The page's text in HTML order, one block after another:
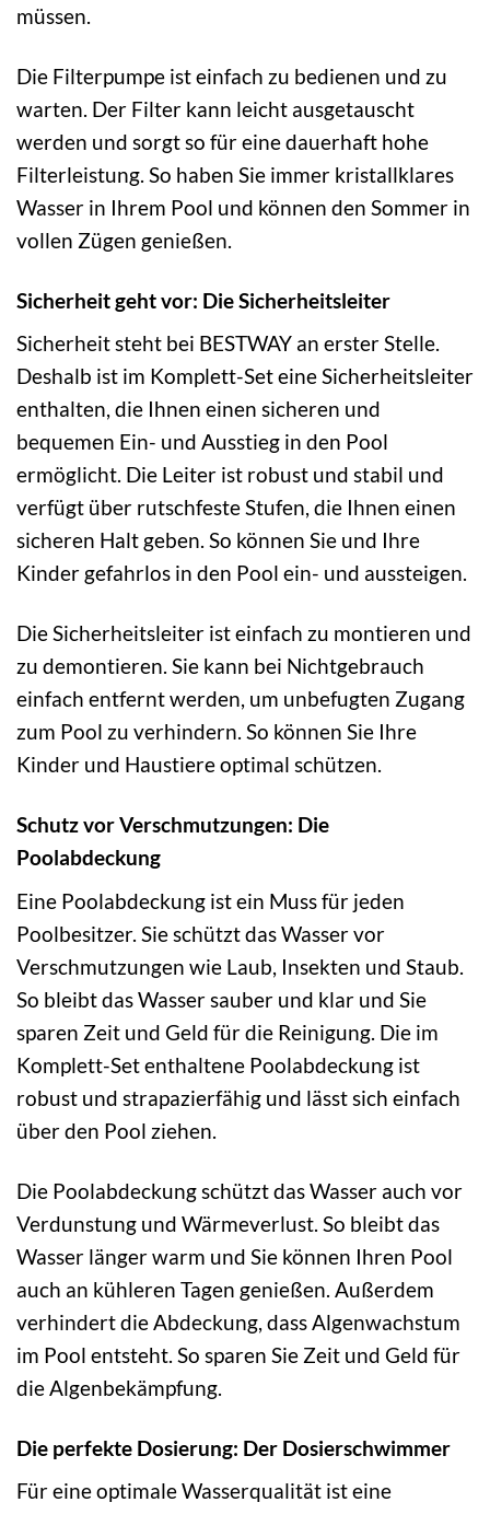
müssen.
Die Filterpumpe ist einfach zu bedienen und zu
warten. Der Filter kann leicht ausgetauscht
werden und sorgt so für eine dauerhaft hohe
Filterleistung. So haben Sie immer kristallklares
Wasser in Ihrem Pool und können den Sommer in
vollen Zügen genießen.
Sicherheit geht vor: Die Sicherheitsleiter
Sicherheit steht bei BESTWAY an erster Stelle.
Deshalb ist im Komplett-Set eine Sicherheitsleiter
enthalten, die Ihnen einen sicheren und
bequemen Ein- und Ausstieg in den Pool
ermöglicht. Die Leiter ist robust und stabil und
verfügt über rutschfeste Stufen, die Ihnen einen
sicheren Halt geben. So können Sie und Ihre
Kinder gefahrlos in den Pool ein- und aussteigen.
Die Sicherheitsleiter ist einfach zu montieren und
zu demontieren. Sie kann bei Nichtgebrauch
einfach entfernt werden, um unbefugten Zugang
zum Pool zu verhindern. So können Sie Ihre
Kinder und Haustiere optimal schützen.
Schutz vor Verschmutzungen: Die
Poolabdeckung
Eine Poolabdeckung ist ein Muss für jeden
Poolbesitzer. Sie schützt das Wasser vor
Verschmutzungen wie Laub, Insekten und Staub.
So bleibt das Wasser sauber und klar und Sie
sparen Zeit und Geld für die Reinigung. Die im
Komplett-Set enthaltene Poolabdeckung ist
robust und strapazierfähig und lässt sich einfach
über den Pool ziehen.
Die Poolabdeckung schützt das Wasser auch vor
Verdunstung und Wärmeverlust. So bleibt das
Wasser länger warm und Sie können Ihren Pool
auch an kühleren Tagen genießen. Außerdem
verhindert die Abdeckung, dass Algenwachstum
im Pool entsteht. So sparen Sie Zeit und Geld für
die Algenbekämpfung.
Die perfekte Dosierung: Der Dosierschwimmer
Für eine optimale Wasserqualität ist eine